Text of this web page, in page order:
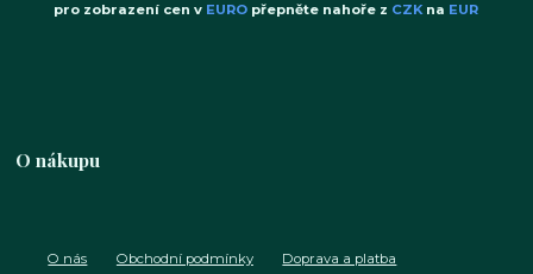
pro zobrazení cen v EURO přepněte nahoře z CZKna EUR
O nákupu
O nás Obchodní podmínky Doprava a platba